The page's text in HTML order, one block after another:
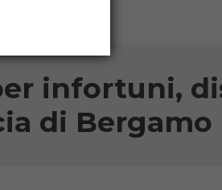
infortuni,
di Bergamo